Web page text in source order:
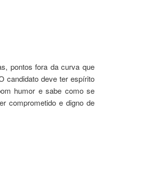
pontos fora da curva que
candidato deve ter espírito
humor e sabe como se
comprometido e digno de